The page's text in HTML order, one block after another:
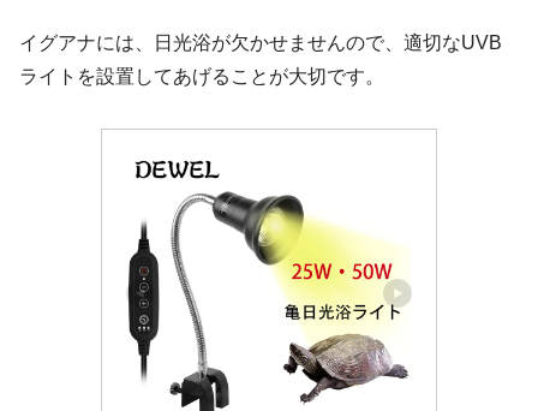
イグアナには、日光浴が欠かせませんので、適切なUVB
ライトを設置してあげることが大切です。